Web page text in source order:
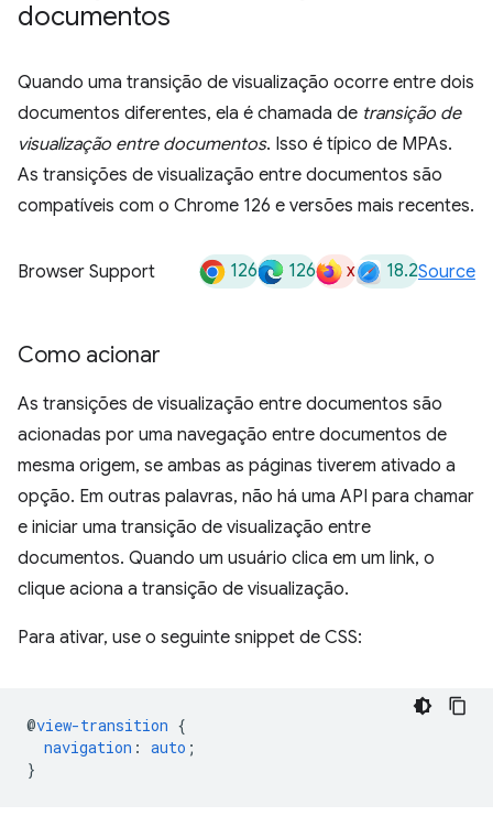
documentos
Quando uma transição de visualização ocorre entre dois
documentos diferentes, ela é chamada de transição de
visualização entre documentos. Isso é típico de MPAs.
As transições de visualização entre documentos são
compatíveis com o Chrome 126 e versões mais recentes.
Browser Support 126 126 x 18.2Source
Como acionar
As transições de visualização entre documentos são
acionadas por uma navegação entre documentos de
mesma origem, se ambas as páginas tiverem ativado a
opção. Em outras palavras, não há uma API para chamar
e iniciar uma transição de visualização entre
documentos. Quando um usuário clica em um link, o
clique aciona a transição de visualização.
Para ativar, use o seguinte snippet de CSS:
@view-transition {
navigation : auto ;
}